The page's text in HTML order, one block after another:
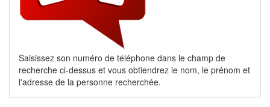
Saisissez son numéro de téléphone dans le champ de
recherche ci-dessus et vous obtiendrez le nom, le prénom et
l'adresse de la personne recherchée.